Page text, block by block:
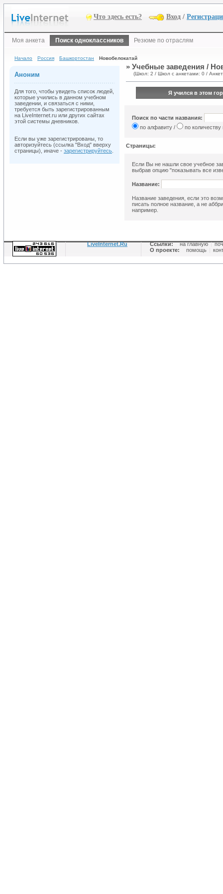
Что здесь есть? Вход /
Моя анкета Поиск одноклассников Резюме по отраслям
Начало Россия Башкортостан Новобелокатай
Аноним
Для того, чтобы увидеть список людей,
которые учились в данном учебном
заведении, и связаться с ними,
требуется быть зарегистрированным
на LiveInternet.ru или других сайтах
этой системы дневников.
Если вы уже зарегистрированы, то
авторизуйтесь (ссылка "Вход" вверху
страницы), иначе - зарегистрируйтесь
» Учебные заведения /
(Школ: 2 / Школ с анкетами: 0 /
Я учился в этом
Поиск по части названия:
по алфавиту /
по
Страницы:
Если Вы не нашли свое учебное
выбрав опцию "показывать все
Название:
Название заведения, если это
писать полное название, а не
например.
LiveInternet.Ru Ссылки: на главную |
О проекте:
помощь